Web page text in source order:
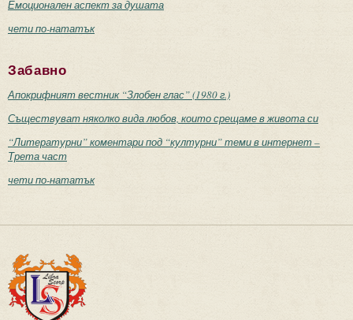
Емоционален аспект за душата
чети по-нататък
Забавно
Апокрифният вестник “Злобен глас” (1980 г.)
Съществуват няколко вида любов, които срещаме в живота си
“Литературни” коментари под “културни” теми в интернет –
Трета част
чети по-нататък